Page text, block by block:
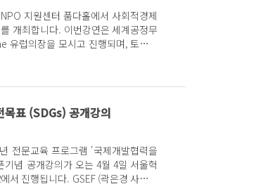
지원센터 품다홀에서 사회적경제
번강연은 세계공정무
럽의장을 모시고 진행되며, 토론자
목표 (SDGs) 공개강의
전문교육 프로그램 '국제개발협력을
. GSEF (곽은경 사무국